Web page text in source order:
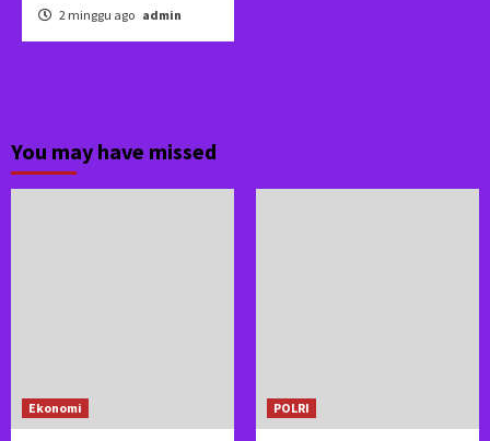
2 minggu ago admin
You may have missed
Ekonomi POLRI